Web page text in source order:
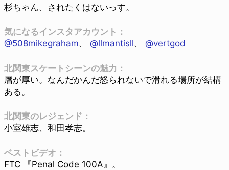
杉ちゃん、されたくはないっす。
気になるインスタアカウント：
@508mikegraham、 @llmantisll、 @vertgod
北関東スケートシーンの魅力：
層が厚い。なんだかんだ怒られないで滑れる場所が結構
ある。
北関東のレジェンド：
小室雄志、和田孝志。
ベストビデオ：
FTC 『Penal Code 100A』。